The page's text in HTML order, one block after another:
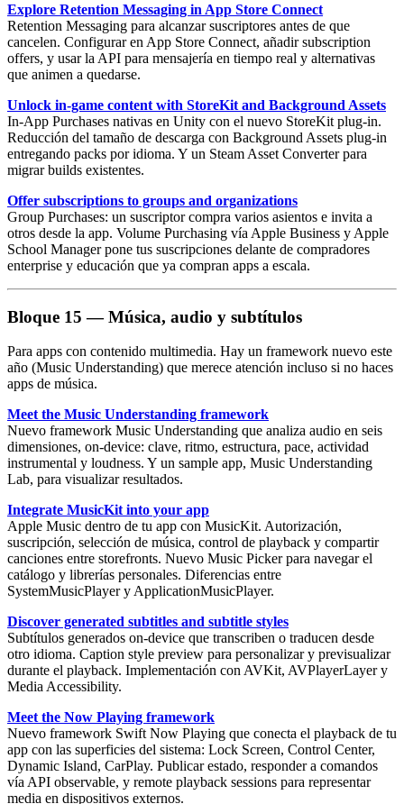
Explore Retention Messaging in App Store Connect
Retention Messaging para alcanzar suscriptores antes de que
cancelen. Configurar en App Store Connect, añadir subscription
offers, y usar la API para mensajería en tiempo real y alternativas
que animen a quedarse.
Unlock in-game content with StoreKit and Background Assets
In-App Purchases nativas en Unity con el nuevo StoreKit plug-in.
Reducción del tamaño de descarga con Background Assets plug-in
entregando packs por idioma. Y un Steam Asset Converter para
migrar builds existentes.
Offer subscriptions to groups and organizations
Group Purchases: un suscriptor compra varios asientos e invita a
otros desde la app. Volume Purchasing vía Apple Business y Apple
School Manager pone tus suscripciones delante de compradores
enterprise y educación que ya compran apps a escala.
Bloque 15 — Música, audio y subtítulos
Para apps con contenido multimedia. Hay un framework nuevo este
año (Music Understanding) que merece atención incluso si no haces
apps de música.
Meet the Music Understanding framework
Nuevo framework Music Understanding que analiza audio en seis
dimensiones, on-device: clave, ritmo, estructura, pace, actividad
instrumental y loudness. Y un sample app, Music Understanding
Lab, para visualizar resultados.
Integrate MusicKit into your app
Apple Music dentro de tu app con MusicKit. Autorización,
suscripción, selección de música, control de playback y compartir
canciones entre storefronts. Nuevo Music Pickerpara navegar el
catálogo y librerías personales. Diferencias entre
SystemMusicPlayer y ApplicationMusicPlayer.
Discover generated subtitles and subtitle styles
Subtítulos generados on-device que transcriben o traducen desde
otro idioma. Caption style preview para personalizar y previsualizar
durante el playback. Implementación con AVKit, AVPlayerLayer y
Media Accessibility.
Meet the Now Playing framework
Nuevo framework Swift Now Playing que conecta el playback de tu
app con las superficies del sistema: Lock Screen, Control Center,
Dynamic Island, CarPlay. Publicar estado, responder a comandos
vía API observable, y remote playback sessions para representar
media en dispositivos externos.